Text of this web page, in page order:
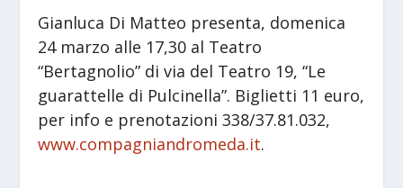
Gianluca Di Matteo presenta, domenica
24 marzo alle 17,30 al Teatro
“Bertagnolio” di via del Teatro 19, “Le
guarattelle di Pulcinella”. Biglietti 11 euro,
per info e prenotazioni 338/37.81.032,
www.compagniandromeda.it.